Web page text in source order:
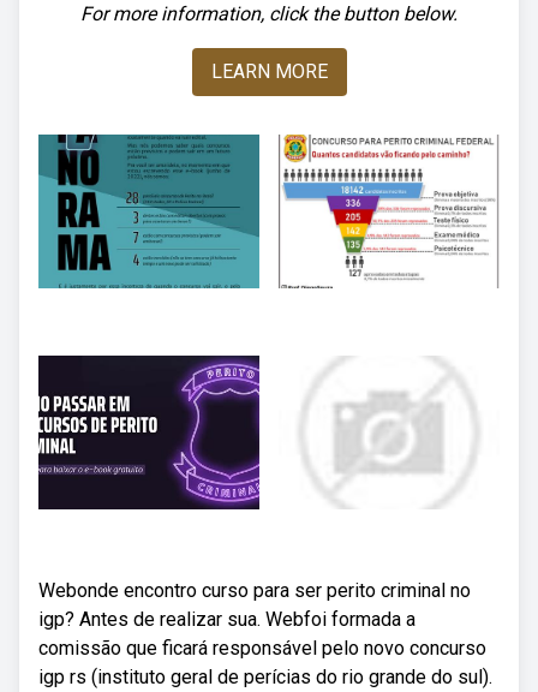
For more information, click the button below.
LEARN MORE
Webonde encontro curso para ser perito criminal no
igp? Antes de realizar sua. Webfoi formada a
comissão que ficará responsável pelo novo concurso
igp rs (instituto geral de perícias do rio grande do sul).